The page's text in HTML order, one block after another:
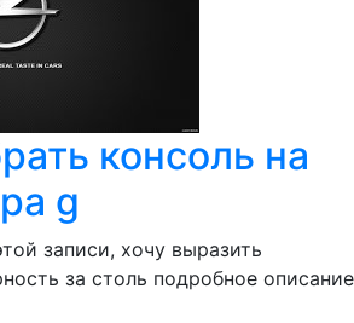
консоль на
g
записи, хочу выразить
за столь подробное описание